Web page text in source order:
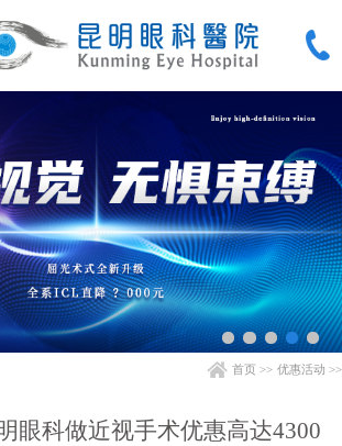
首页 >> 优惠活动 >>
眼科做近视手术优惠高达4300